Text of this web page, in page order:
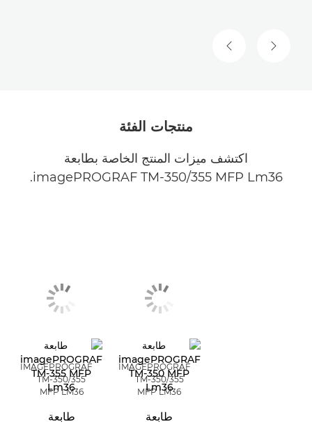
الشريحة السابقةالشريحة التالية
منتجات الفئة
اكتشف ميزات المنتج الخاصة بطابعة
imagePROGRAF TM-350/355 MFP Lm36.
IMAGEPROGRAF
TM-350/355
MFP LM36
طابعة
IMAGEPROGRAF
TM-350/355
MFP LM36
طابعة